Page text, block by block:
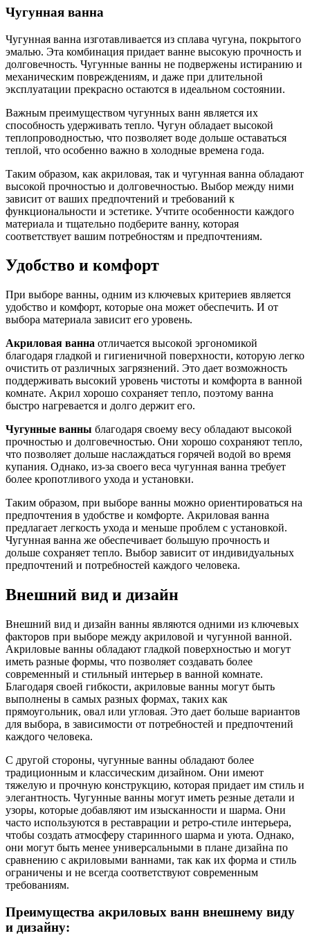
Чугунная ванна
Чугунная ванна изготавливается из сплава чугуна, покрытого
эмалью. Эта комбинация придает ванне высокую прочность и
долговечность. Чугунные ванны не подвержены истиранию и
механическим повреждениям, и даже при длительной
эксплуатации прекрасно остаются в идеальном состоянии.
Важным преимуществом чугунных ванн является их
способность удерживать тепло. Чугун обладает высокой
теплопроводностью, что позволяет воде дольше оставаться
теплой, что особенно важно в холодные времена года.
Таким образом, как акриловая, так и чугунная ванна обладают
высокой прочностью и долговечностью. Выбор между ними
зависит от ваших предпочтений и требований к
функциональности и эстетике. Учтите особенности каждого
материала и тщательно подберите ванну, которая
соответствует вашим потребностям и предпочтениям.
Удобство и комфорт
При выборе ванны, одним из ключевых критериев является
удобство и комфорт, которые она может обеспечить. И от
выбора материала зависит его уровень.
Акриловая ванна отличается высокой эргономикой
благодаря гладкой и гигиеничной поверхности, которую легко
очистить от различных загрязнений. Это дает возможность
поддерживать высокий уровень чистоты и комфорта в ванной
комнате. Акрил хорошо сохраняет тепло, поэтому ванна
быстро нагревается и долго держит его.
Чугунные ванны благодаря своему весу обладают высокой
прочностью и долговечностью. Они хорошо сохраняют тепло,
что позволяет дольше наслаждаться горячей водой во время
купания. Однако, из-за своего веса чугунная ванна требует
более кропотливого ухода и установки.
Таким образом, при выборе ванны можно ориентироваться на
предпочтения в удобстве и комфорте. Акриловая ванна
предлагает легкость ухода и меньше проблем с установкой.
Чугунная ванна же обеспечивает большую прочность и
дольше сохраняет тепло. Выбор зависит от индивидуальных
предпочтений и потребностей каждого человека.
Внешний вид и дизайн
Внешний вид и дизайн ванны являются одними из ключевых
факторов при выборе между акриловой и чугунной ванной.
Акриловые ванны обладают гладкой поверхностью и могут
иметь разные формы, что позволяет создавать более
современный и стильный интерьер в ванной комнате.
Благодаря своей гибкости, акриловые ванны могут быть
выполнены в самых разных формах, таких как
прямоугольник, овал или угловая. Это дает больше вариантов
для выбора, в зависимости от потребностей и предпочтений
каждого человека.
С другой стороны, чугунные ванны обладают более
традиционным и классическим дизайном. Они имеют
тяжелую и прочную конструкцию, которая придает им стиль и
элегантность. Чугунные ванны могут иметь резные детали и
узоры, которые добавляют им изысканности и шарма. Они
часто используются в реставрации и ретро-стиле интерьера,
чтобы создать атмосферу старинного шарма и уюта. Однако,
они могут быть менее универсальными в плане дизайна по
сравнению с акриловыми ваннами, так как их форма и стиль
ограничены и не всегда соответствуют современным
требованиям.
Преимущества акриловых ванн внешнему виду
и дизайну: